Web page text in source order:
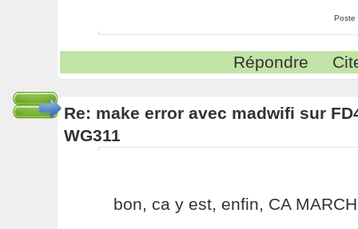
Poste
Répondre
Re: make error avec madwifi sur
WG311
bon, ca y est, enfin, CA